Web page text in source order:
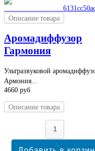
Описание товара
Аромадиффузор
Гармония
Ультразвуковой
Армония...
4660 руб
Описание товара